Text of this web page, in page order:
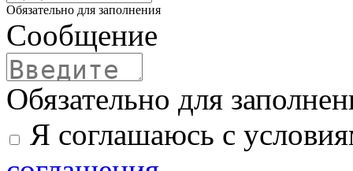
Обязательно для заполнения
Сообщение
Обязательно для
Я соглашаюсь с